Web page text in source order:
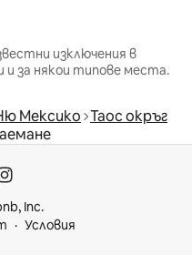
изключения в
и за някои типове места.
Мексико Таос окръг
Inc.
Условия